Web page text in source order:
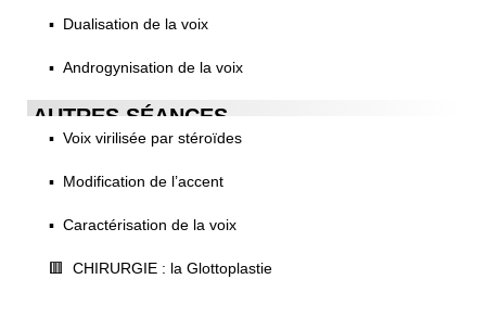
▪️ Dualisation de la voix
▪️ Androgynisation de la voix
AUTRES SÉANCES
▪️ Voix virilisée par stéroïdes
▪️ Modification de l’accent
▪️ Caractérisation de la voix
🟥 CHIRURGIE : la Glottoplastie